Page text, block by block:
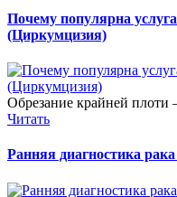
Почему популярна
(Циркумцизия)
Обрезание крайней
Читать
Ранняя диагностика